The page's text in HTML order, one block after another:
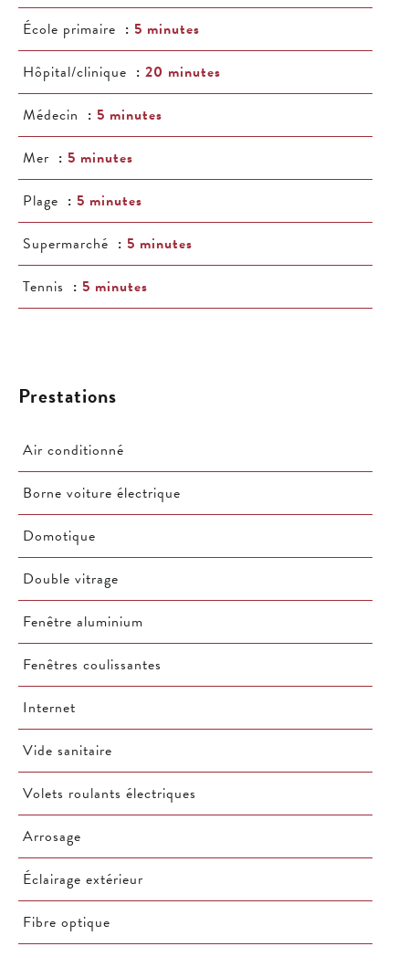
École primaire
5 minutes
Hôpital/clinique
20 minutes
Médecin
5 minutes
Mer
5 minutes
Plage
5 minutes
Supermarché
5 minutes
Tennis
5 minutes
Prestations
Air conditionné
Borne voiture électrique
Domotique
Double vitrage
Fenêtre aluminium
Fenêtres coulissantes
Internet
Vide sanitaire
Volets roulants électriques
Arrosage
Éclairage extérieur
Fibre optique